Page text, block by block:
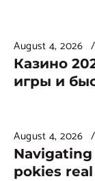
August 4, 2026
Казино
игры и
August 4, 2026
pokies